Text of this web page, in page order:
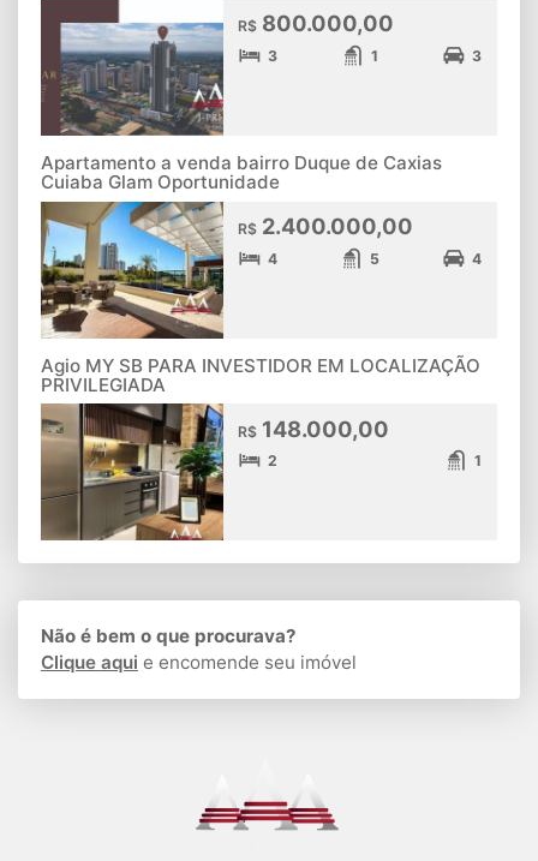
R$ 800.000,00
3 1 3
Apartamento a venda bairro Duque de Caxias
Cuiaba Glam Oportunidade
R$ 2.400.000,00
4 5 4
Agio MY SB PARA INVESTIDOR EM LOCALIZAÇÃO
PRIVILEGIADA
R$ 148.000,00
2 1
Não é bem o que procurava?
Clique aqui e encomende seu imóvel